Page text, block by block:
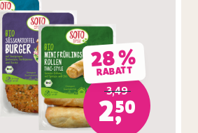
28 %
RABATT
3,49
2,50